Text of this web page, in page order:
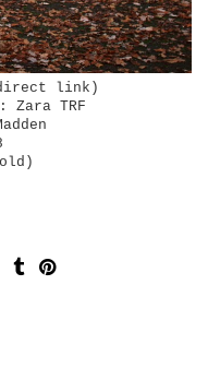
link)
: Zara TRF